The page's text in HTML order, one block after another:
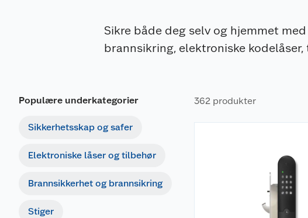
Sikre både deg selv og hjemmet
brannsikring, elektroniske
Populære underkategorier
Sikkerhetsskap og safer
Elektroniske låser og tilbehør
Brannsikkerhet og brannsikring
Stiger
362 produkter